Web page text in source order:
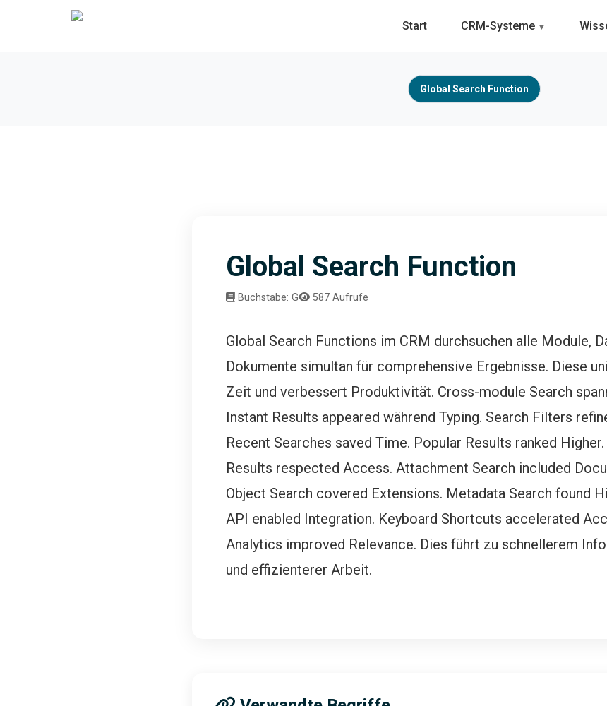
Start CRM-Systeme
Global Search Function
Global Search Function
Buchstabe: G 587 Aufrufe
Global Search Functions im CRM durchsuchen alle Module,
Dokumente simultan für comprehensive Ergebnisse. Diese
Zeit und verbessert Produktivität. Cross-module Search
Instant Results appeared während Typing. Search Filters
Recent Searches saved Time. Popular Results ranked
Results respected Access. Attachment Search included
Object Search covered Extensions. Metadata Search found
API enabled Integration. Keyboard Shortcuts accelerated
Analytics improved Relevance. Dies führt zu schnellerem
und effizienterer Arbeit.